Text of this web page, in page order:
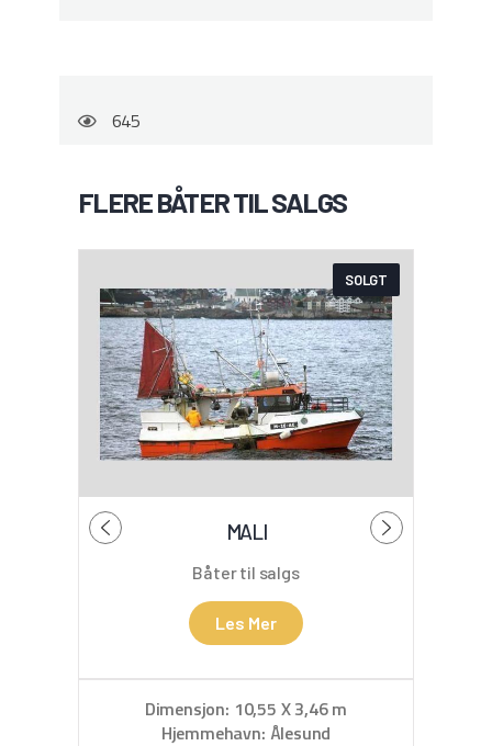
645
FLERE BÅTER TIL SALGS
SOLGT
MALI
Båter til salgs
Les Mer
Dimensjon: 10,55 X 3,46 m
Hjemmehavn: Ålesund